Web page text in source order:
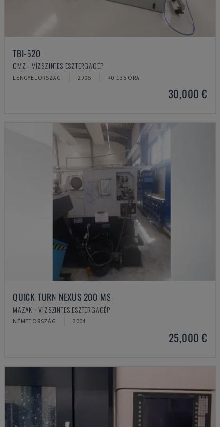
TBI-520
CMZ - VÍZSZINTES ESZTERGAGÉP
LENGYELORSZÁG 2005 40.135 ÓRA
30,000 €
QUICK TURN NEXUS 200 MS
MAZAK - VÍZSZINTES ESZTERGAGÉP
NÉMETORSZÁG 2004
25,000 €